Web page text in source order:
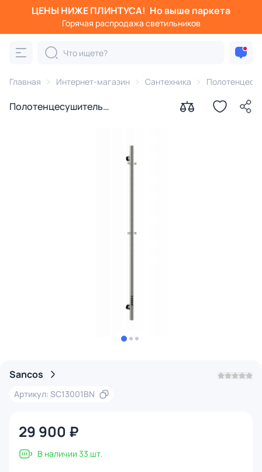
ЦЕНЫ НИЖЕ ПЛИНТУСА! Но выше паркета
Горячая распродажа светильников
Главная Интернет-магазин Сантехника
Полотенцесушитель
Sancos
Артикул: SC13001BN
29 900 ₽
В наличии 33 шт.